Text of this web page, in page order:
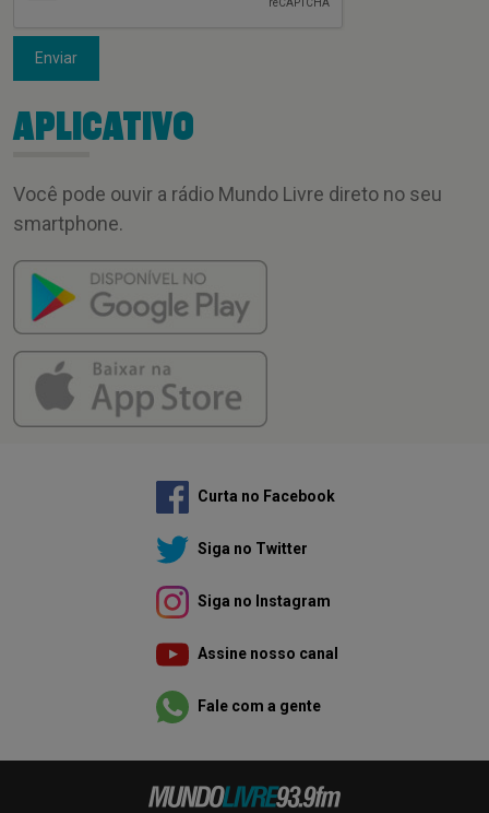
Enviar
APLICATIVO
Você pode ouvir a rádio Mundo Livre direto no seu
smartphone.
Curta no Facebook
Siga no Twitter
Siga no Instagram
Assine nosso canal
Fale com a gente